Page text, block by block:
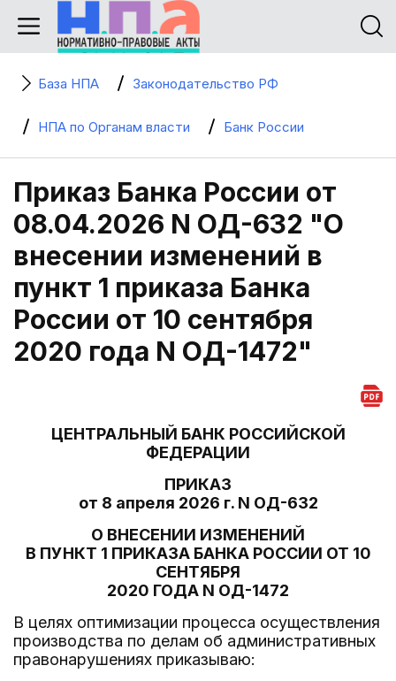
База НПА Законодательство РФ
НПА по Органам власти Банк России
Приказ Банка России от
08.04.2026 N ОД-632 "О
внесении изменений в
пункт 1 приказа Банка
России от 10 сентября
2020 года N ОД-1472"
ЦЕНТРАЛЬНЫЙ БАНК РОССИЙСКОЙ
ФЕДЕРАЦИИ
ПРИКАЗ
от 8 апреля 2026 г. N ОД-632
О ВНЕСЕНИИ ИЗМЕНЕНИЙ
В ПУНКТ 1 ПРИКАЗА БАНКА РОССИИ ОТ 10
СЕНТЯБРЯ
2020 ГОДА N ОД-1472
В целях оптимизации процесса осуществления
производства по делам об административных
правонарушениях приказываю: